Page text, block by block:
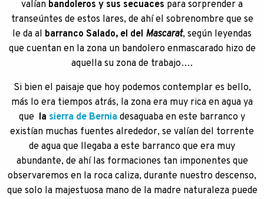
valían bandoleros y sus secuaces para sorprender a
transeúntes de estos lares, de ahí el sobrenombre que se
le da al barranco Salado, el del Mascarat, según leyendas
que cuentan en la zona un bandolero enmascarado hizo de
aquella su zona de trabajo….
Si bien el paisaje que hoy podemos contemplar es bello,
más lo era tiempos atrás, la zona era muy rica en agua ya
que la sierra de Bernia desaguaba en este barranco y
existían muchas fuentes alrededor, se valían del torrente
de agua que llegaba a este barranco que era muy
abundante, de ahí las formaciones tan imponentes que
observaremos en la roca caliza, durante nuestro descenso,
que solo la majestuosa mano de la madre naturaleza puede